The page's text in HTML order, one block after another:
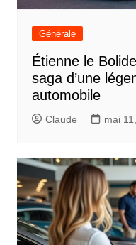
Générale
Étienne le
saga d’une
automobile
Claude mai